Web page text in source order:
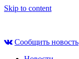
Skip to content
Сообщить новость